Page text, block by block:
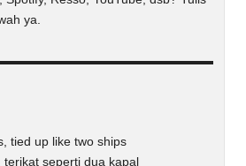
ya.
tied up like two ships
seperti dua kapal